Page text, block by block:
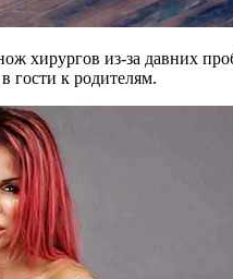
хирургов из-за давних
гости к родителям.